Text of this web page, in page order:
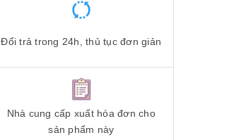
Đổi trả trong 24h, thủ tục đơn giản
Nhà cung cấp xuất hóa đơn cho
sản phẩm này